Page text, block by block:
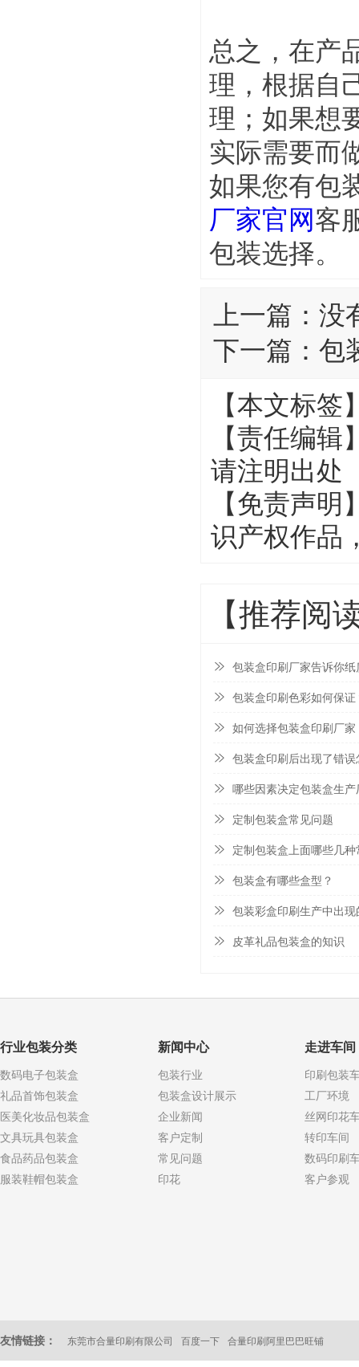
总之，在产
理，根据自
理；如果想
实际需要而
如果您有包
厂家官网客
包装选择。
上一篇： 没
下一篇： 包
【本文标
【责任编
请注明出处
【免责声
识产权作品
【推荐阅
包装盒印刷厂家告诉你
包装盒印刷色彩如何保证
如何选择包装盒印刷厂家
包装盒印刷后出现了错误
哪些因素决定包装盒生
定制包装盒常见问题
定制包装盒上面哪些几
包装盒有哪些盒型？
包装彩盒印刷生产中出现
皮革礼品包装盒的知识
行业包装分类
数码电子包装盒
礼品首饰包装盒
医美化妆品包装盒
文具玩具包装盒
食品药品包装盒
服装鞋帽包装盒
新闻中心
包装行业
包装盒设计展示
企业新闻
客户定制
常见问题
印花
走进车间
印刷包装
工厂环境
丝网印花
转印车间
数码印刷
客户参观
友情链接： 东莞市合量印刷有限公司 百度一下 合量印刷阿里巴巴旺铺